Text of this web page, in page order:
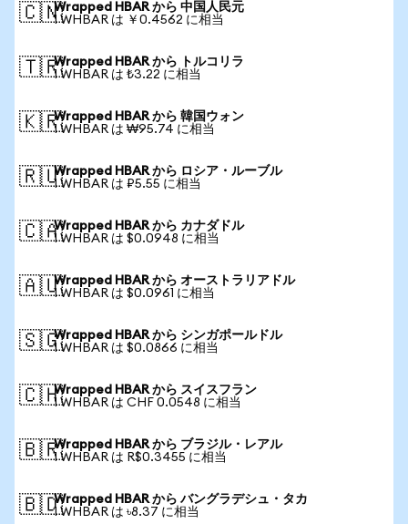
🇨🇳Wrapped HBAR から 中国人民元
1 WHBAR は ￥0.4562 に相当
🇹🇷Wrapped HBAR から トルコリラ
1 WHBAR は ₺3.22 に相当
🇰🇷Wrapped HBAR から 韓国ウォン
1 WHBAR は ₩95.74 に相当
🇷🇺Wrapped HBAR から ロシア・ルーブル
1 WHBAR は ₽5.55 に相当
🇨🇦Wrapped HBAR から カナダドル
1 WHBAR は $0.0948 に相当
🇦🇺Wrapped HBAR から オーストラリアドル
1 WHBAR は $0.0961 に相当
🇸🇬Wrapped HBAR から シンガポールドル
1 WHBAR は $0.0866 に相当
🇨🇭Wrapped HBAR から スイスフラン
1 WHBAR は CHF 0.0548 に相当
🇧🇷Wrapped HBAR から ブラジル・レアル
1 WHBAR は R$0.3455 に相当
🇧🇩Wrapped HBAR から バングラデシュ・タカ
1 WHBAR は ৳8.37 に相当